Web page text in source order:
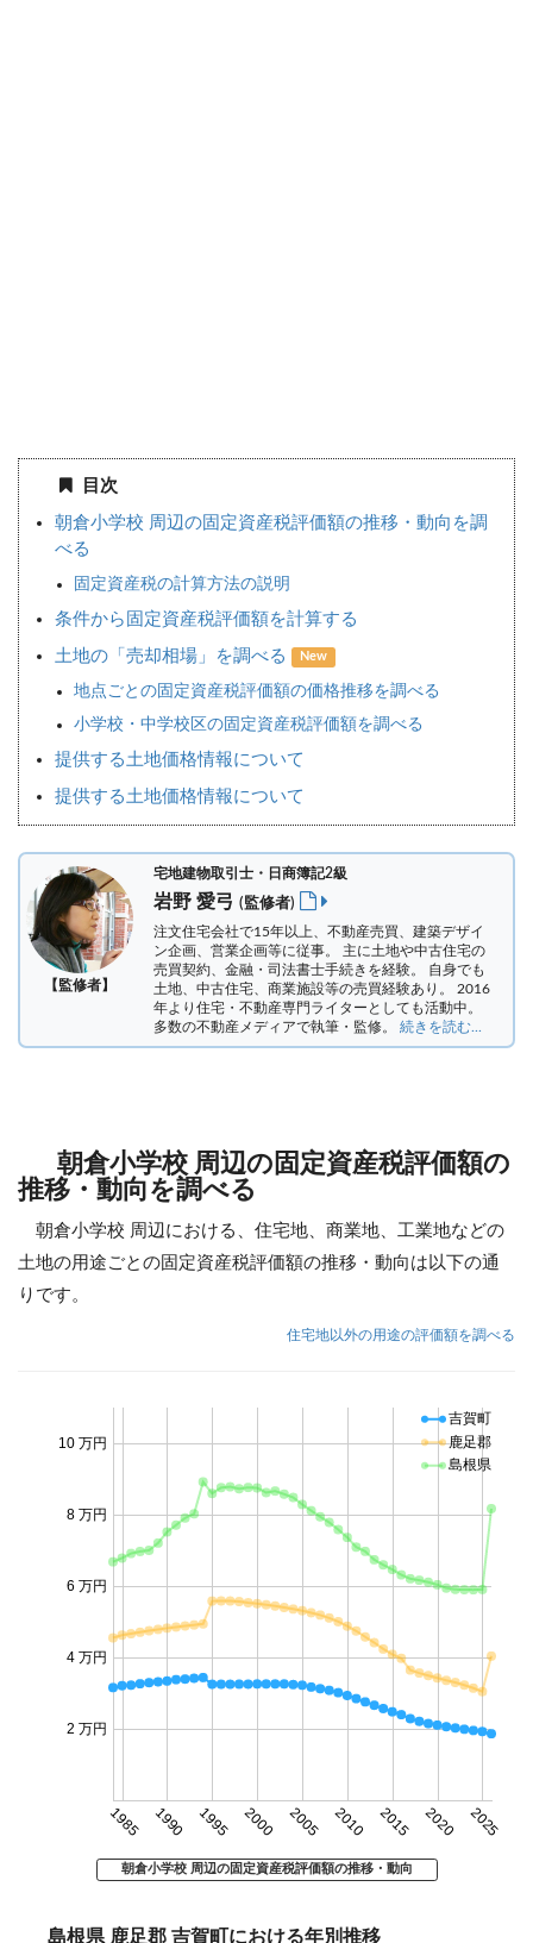
目次
朝倉小学校 周辺の固定資産税評価額の推移・動向を調
べる
固定資産税の計算方法の説明
条件から固定資産税評価額を計算する
土地の「売却相場」を調べる New
地点ごとの固定資産税評価額の価格推移を調べる
小学校・中学校区の固定資産税評価額を調べる
提供する土地価格情報について
提供する土地価格情報について
【監修者】
宅地建物取引士・日商簿記2級
岩野 愛弓 (監修者)
注文住宅会社で15年以上、不動産売買、建築デザイ
ン企画、営業企画等に従事。 主に土地や中古住宅の
売買契約、金融・司法書士手続きを経験。 自身でも
土地、中古住宅、商業施設等の売買経験あり。 2016
年より住宅・不動産専門ライターとしても活動中。
多数の不動産メディアで執筆・監修。 続きを読む...
朝倉小学校 周辺の固定資産税評価額の
推移・動向を調べる
朝倉小学校 周辺における、住宅地、商業地、工業地などの
土地の用途ごとの固定資産税評価額の推移・動向は以下の通
りです。
住宅地以外の用途の評価額を調べる
1985 1990 1995 2000 2005 2010 2015 2020 2025
2 万円
4 万円
6 万円
8 万円
10 万円
吉賀町
鹿足郡
島根県
朝倉小学校 周辺の固定資産税評価額の推移・動向
島根県 鹿足郡 吉賀町における年別推移